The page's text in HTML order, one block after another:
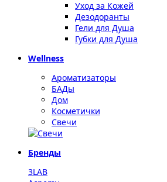
Уход за Кожей
Дезодоранты
Гели для Душа
Губки для Душа
Wellness
Ароматизаторы
БАДы
Дом
Косметички
Свечи
Бренды
3LAB